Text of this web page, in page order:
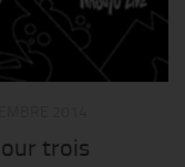
trois